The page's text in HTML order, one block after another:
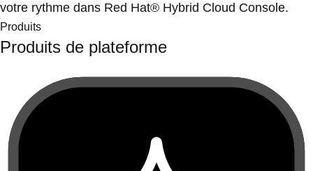
votre rythme dans Red Hat® Hybrid Cloud Console.
Produits
Produits de plateforme